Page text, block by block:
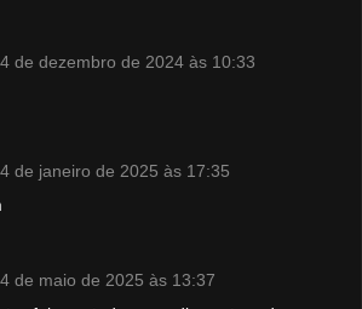
de dezembro de 2024 às 10:33
de janeiro de 2025 às 17:35
de maio de 2025 às 13:37